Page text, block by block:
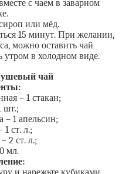
с чаем в заварном
или мёд.
15 минут. При желании,
можно оставить чай
утром в холодном виде.
чай
– 1 стакан;
шт.;
– 1 апельсин;
ст. л.;
2 ст. л.;
мл.